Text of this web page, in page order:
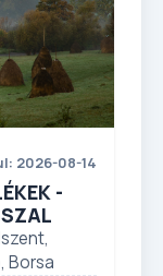
2026-08-14
-
Borsa